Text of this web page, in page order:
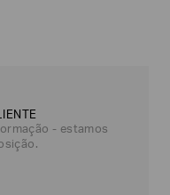
- estamos